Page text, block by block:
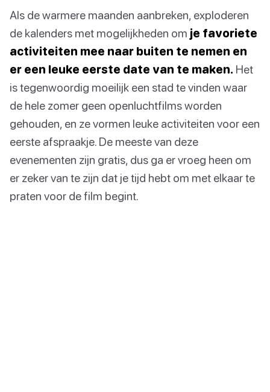
Als de warmere maanden aanbreken, exploderen
de kalenders met mogelijkheden om je favoriete
activiteiten mee naar buiten te nemen en
er een leuke eerste date van te maken. Het
is tegenwoordig moeilijk een stad te vinden waar
de hele zomer geen openluchtfilms worden
gehouden, en ze vormen leuke activiteiten voor een
eerste afspraakje. De meeste van deze
evenementen zijn gratis, dus ga er vroeg heen om
er zeker van te zijn dat je tijd hebt om met elkaar te
praten voor de film begint.